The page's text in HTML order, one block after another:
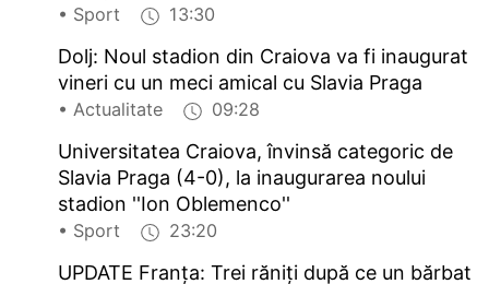
• Sport 13:30
Dolj: Noul stadion din Craiova va fi inaugurat
vineri cu un meci amical cu Slavia Praga
• Actualitate 09:28
Universitatea Craiova, învinsă categoric de
Slavia Praga (4-0), la inaugurarea noului
stadion ''Ion Oblemenco''
• Sport 23:20
UPDATE Franța: Trei răniți după ce un bărbat